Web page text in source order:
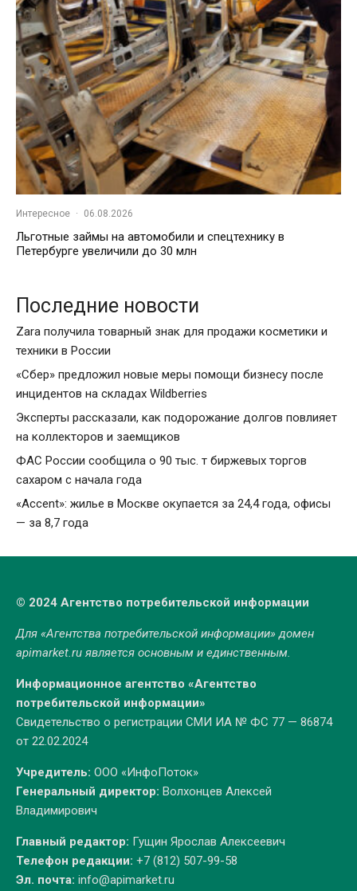
Интересное · 06.08.2026
Льготные займы на автомобили и спецтехнику в
Петербурге увеличили до 30 млн
Последние новости
Zara получила товарный знак для продажи косметики и
техники в России
«Сбер» предложил новые меры помощи бизнесу после
инцидентов на складах Wildberries
Эксперты рассказали, как подорожание долгов повлияет
на коллекторов и заемщиков
ФАС России сообщила о 90 тыс. т биржевых торгов
сахаром с начала года
«Accent»: жилье в Москве окупается за 24,4 года, офисы
— за 8,7 года
© 2024 Агентство потребительской информации
Для «Агентства потребительской информации» домен
apimarket.ruявляется основным и единственным.
Информационное агентство «Агентство
потребительской информации»
Свидетельство о регистрации СМИ ИА № ФС 77 — 86874
от 22.02.2024
Учредитель: ООО «ИнфоПоток»
Генеральный директор: Волхонцев Алексей
Владимирович
Главный редактор: Гущин Ярослав Алексеевич
Телефон редакции: +7 (812) 507-99-58
Эл. почта: info@apimarket.ru